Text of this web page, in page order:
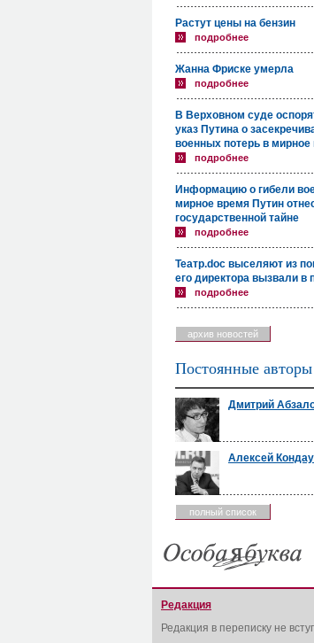
Растут цены на бензин
подробнее
Жанна Фриске умерла
подробнее
В Верховном суде
указ Путина о
военных потерь в мирное
подробнее
Информацию о гибели
мирное время Путин
государственной тайне
подробнее
Театр.doc выселяют из
его директора вызвали в
подробнее
архив новостей
Постоянные авторы
Дмитрий
Алексей
полный список
Редакция
Редакция в переписку не